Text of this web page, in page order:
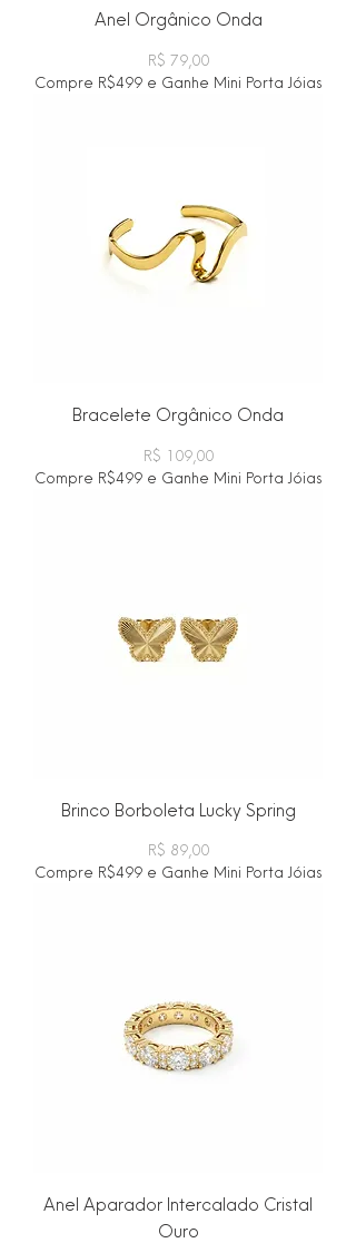
Anel Orgânico Onda
Preço
R$ 79,00
Compre R$499 e Ganhe Mini Porta Jóias
Bracelete Orgânico Onda
Preço
R$ 109,00
Compre R$499 e Ganhe Mini Porta Jóias
Brinco Borboleta Lucky Spring
Preço
R$ 89,00
Compre R$499 e Ganhe Mini Porta Jóias
Anel Aparador Intercalado Cristal
Ouro